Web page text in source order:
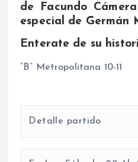
de Facundo
especial de Germán
Enterate de su
“B” Metropolitana 10-11
Detalle partido